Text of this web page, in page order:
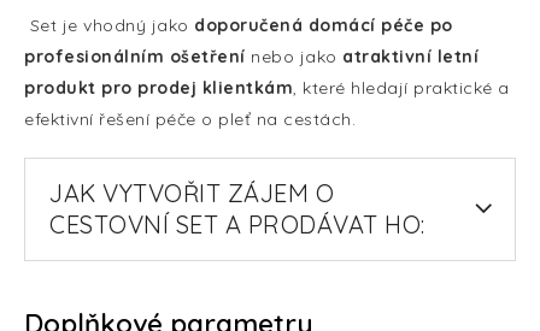
Set je vhodný jako doporučená domácí péče po
profesionálním ošetření nebo jako atraktivní letní
produkt pro prodej klientkám, které hledají praktické a
efektivní řešení péče o pleť na cestách.
JAK VYTVOŘIT ZÁJEM O
CESTOVNÍ SET A PRODÁVAT HO:
Doplňkové parametry